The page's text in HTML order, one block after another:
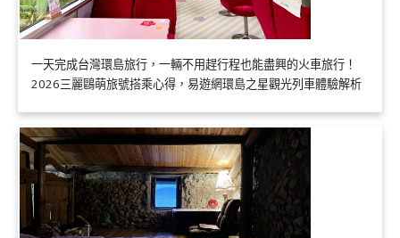
一天完成台灣環島旅行，一輛不用趕行程也能盡興的火車旅行！
2026三麗鷗萌旅號搭乘心得，易遊網環島之星觀光列車體驗解析